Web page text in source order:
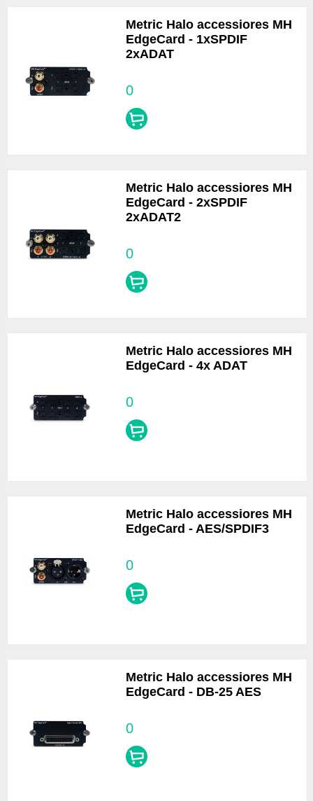
Metric Halo accessiores MH
EdgeCard - 1xSPDIF
2xADAT
0
Metric Halo accessiores MH
EdgeCard - 2xSPDIF
2xADAT2
0
Metric Halo accessiores MH
EdgeCard - 4x ADAT
0
Metric Halo accessiores MH
EdgeCard - AES/SPDIF3
0
Metric Halo accessiores MH
EdgeCard - DB-25 AES
0